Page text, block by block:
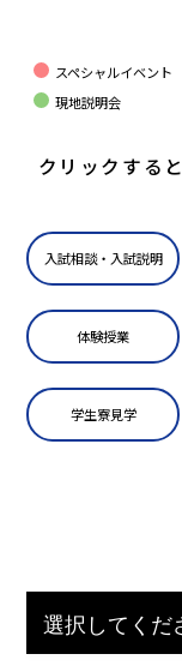
スペシャルイベント
現地説明会
クリックする
入試相談・入試説明
体験授業
学生寮見学